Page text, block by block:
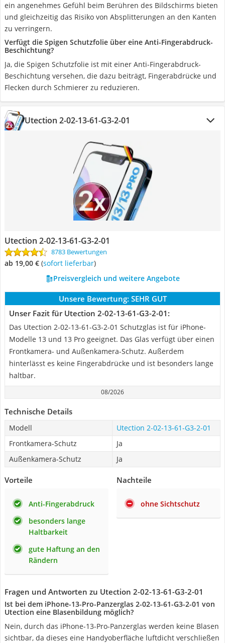
ein angenehmes Gefühl beim Berühren des Bildschirms bieten
und gleichzeitig das Risiko von Absplitterungen an den Kanten
zu verringern.
Verfügt die Spigen Schutzfolie über eine Anti-Fingerabdruck-
Beschichtung?
Ja, die Spigen Schutzfolie ist mit einer Anti-Fingerabdruck-
Beschichtung versehen, die dazu beiträgt, Fingerabdrücke und
Flecken durch Schmierer zu reduzieren.
Utection 2-02-13-61-G3-2-01
Utection 2-02-13-61-G3-2-01
8783 Bewertungen
ab 19,00 € ( Sofort lieferbar)
Preisvergleich und weitere Angebote
Unsere Bewertung: SEHR GUT
Unser Fazit für Utection 2-02-13-61-G3-2-01:
Das Utection 2-02-13-61-G3-2-01 Schutzglas ist für iPhone-
Modelle 13 und 13 Pro geeignet. Das Glas verfügt über einen
Frontkamera- und Außenkamera-Schutz. Außerdem
hinterlässt es keine Fingerabdrücke und ist besonders lange
haltbar.
08/2026
Technische Details
Modell
Utection 2-02-13-61-G3-2-01
Frontkamera-Schutz
Ja
Außenkamera-Schutz
Ja
Vorteile
Anti-Fingerabdruck
besonders lange
Haltbarkeit
gute Haftung an den
Rändern
Nachteile
ohne Sichtschutz
Fragen und Antworten zu Utection 2-02-13-61-G3-2-01
Ist bei dem iPhone-13-Pro-Panzerglas 2-02-13-61-G3-2-01 von
Utection eine Blasenbildung möglich?
Nein, durch das iPhone-13-Pro-Panzerglas werden keine Blasen
sichtbar, da dieses eine Handyoberfläche luftdicht verschließen